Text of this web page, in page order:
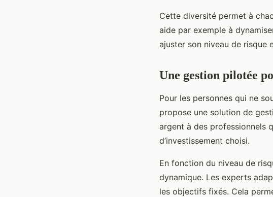
Cette diversité permet à
aide par exemple à
ajuster son niveau de risque
Une gestion pilotée
Pour les personnes qui ne
propose une solution de
argent à des professionnels
d’investissement choisi.
En fonction du niveau de
dynamique. Les experts
les objectifs fixés. Cela